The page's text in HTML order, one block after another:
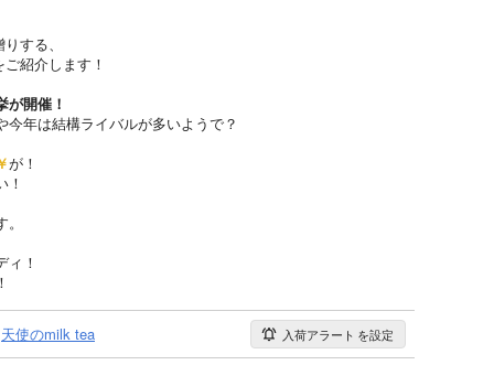
する、
ご紹介します！
開催！
年は結構ライバルが多いようで？
が！
！
ィ！
天使のmilk tea 入荷アラート を設定